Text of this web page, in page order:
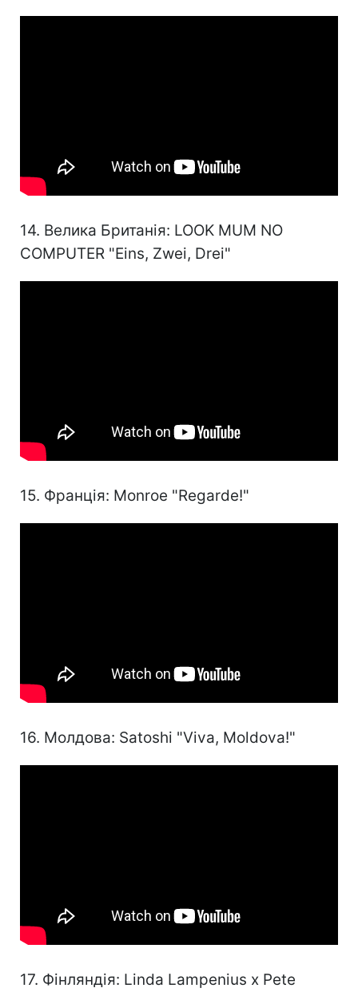
14. Велика Британія: LOOK MUM NO
COMPUTER "Eins, Zwei, Drei"
15. Франція: Monroe "Regarde!"
16. Молдова: Satoshi "Viva, Moldova!"
17. Фінляндія: Linda Lampenius x Pete